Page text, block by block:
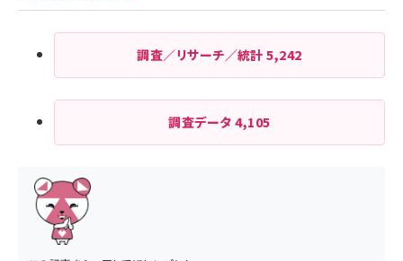
調査／リサーチ／統計5,242
調査データ4,105